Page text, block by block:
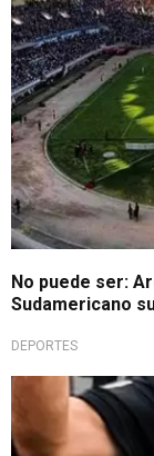
No puede ser:
Sudamericano
DEPORTES
Viene a sumar